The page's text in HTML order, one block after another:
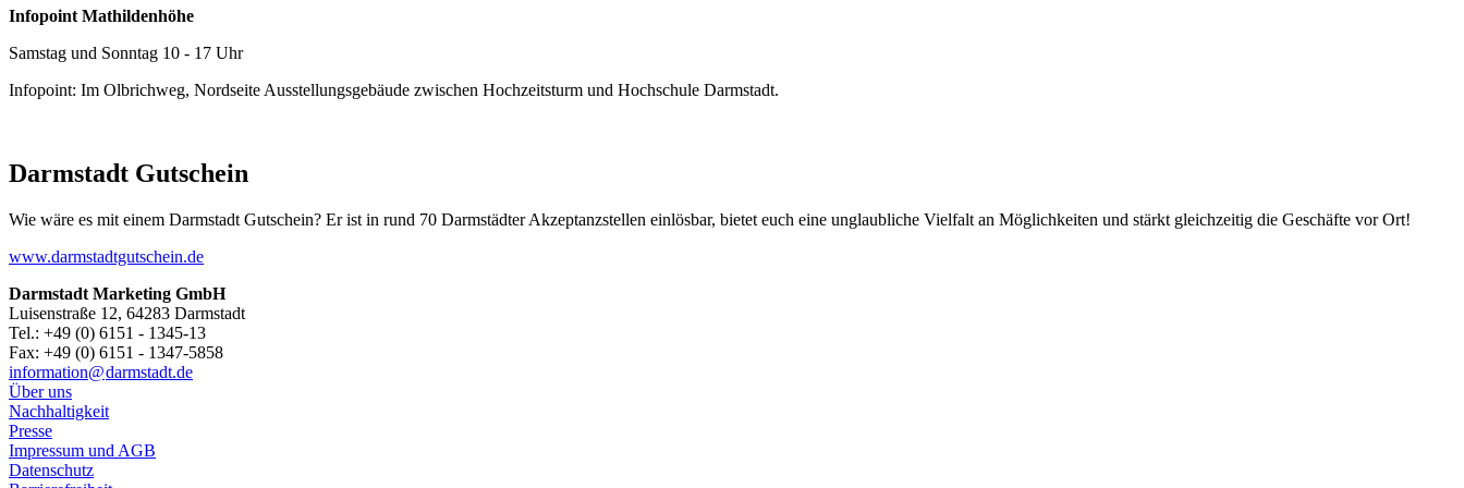
Infopoint Mathildenhöhe
Samstag und Sonntag 10 - 17 Uhr
Infopoint: Im Olbrichweg, Nordseite Ausstellungsgebäude zwischen Hochzeitsturm und Hochschule Darmstadt.
Darmstadt Gutschein
Wie wäre es mit einem Darmstadt Gutschein? Er ist in rund 70 Darmstädter Akzeptanzstellen einlösbar, bietet euch eine unglaubliche Vielfalt an Möglichkeiten und stärkt gleichzeitig die Geschäfte vor Ort!
www.darmstadtgutschein.de
Darmstadt Marketing GmbH
Luisenstraße 12, 64283 Darmstadt
Tel.: +49 (0) 6151 - 1345-13
Fax: +49 (0) 6151 - 1347-5858
information@darmstadt.de
Über uns
Nachhaltigkeit
Presse
Impressum und AGB
Datenschutz